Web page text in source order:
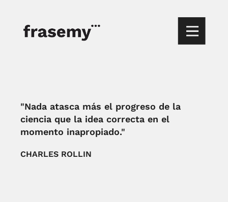
"Nada atasca más el progreso de la
ciencia que la idea correcta en el
momento inapropiado."
CHARLES ROLLIN